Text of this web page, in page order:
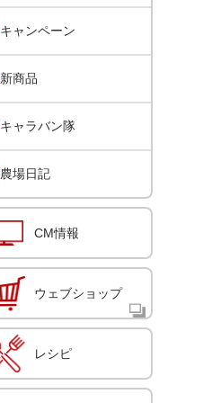
キャンペーン
新商品
キャラバン隊
農場日記
CM情報
ウェブショップ
レシピ